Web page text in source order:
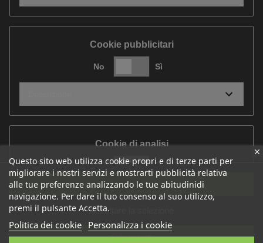
Questo sito web utilizza cookie propri e di terze parti per
migliorare i nostri servizi e mostrarti pubblicità relativa
alle tue preferenze analizzando le tue abitudinidi
navigazione. Per dare il tuo consenso al suo utilizzo,
premi il pulsante Accetta.
Politica dei cookie Personalizza i cookie
Cookie pubblicitari
No Sì
Cookie di analisi
No Sì
Descrizione
Rifiuta tutti
Accettare la selezione
Accetta tutti